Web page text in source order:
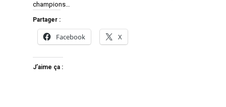
champions…
Partager :
Facebook X
J’aime ça :